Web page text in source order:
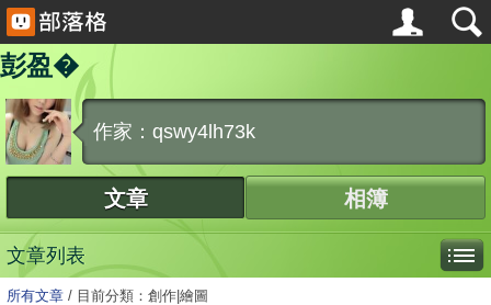
彭盈�
作家：qswy4lh73k
文章 相簿
文章列表
所有文章 / 目前分類：創作|繪圖